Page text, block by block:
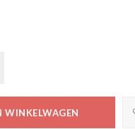
WINKELWAGEN